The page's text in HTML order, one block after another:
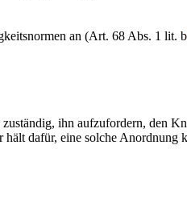
an (Art. 68 Abs. 1 lit. b
ihn aufzufordern, den
dafür, eine solche